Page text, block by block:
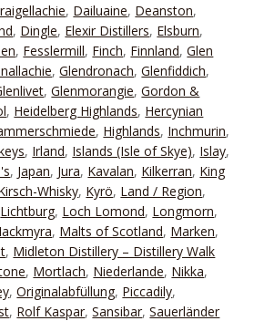
, Dailuaine, Deanston,
, Dingle, Elexir Distillers, Elsburn,
, Fesslermill, Finch, Finnland,Glen
,Glendronach,Glenfiddich,
,Glenmorangie,Gordon &
, Heidelberg Highlands, Hercynian
, Highlands, Inchmurin,
, Irland, Islands (Isle of Skye), Islay,
, Japan, Jura, Kavalan, Kilkerran, King
Whisky, Kyrö, Land / Region,
Lichtburg, Loch Lomond, Longmorn,
, Malts of Scotland, Marken,
, Midleton Distillery – Distillery Walk
, Mortlach, Niederlande, Nikka,
,Originalabfüllung, Piccadily,
, Rolf Kaspar,Sansibar,Sauerländer